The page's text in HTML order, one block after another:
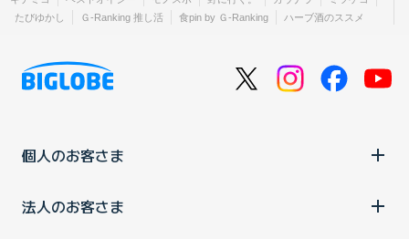
たびゆかし
Ｇ-Ranking 推し活 食pin by Ｇ-Ranking ハーブ酒のススメ
個人のお客さま
法人のお客さま